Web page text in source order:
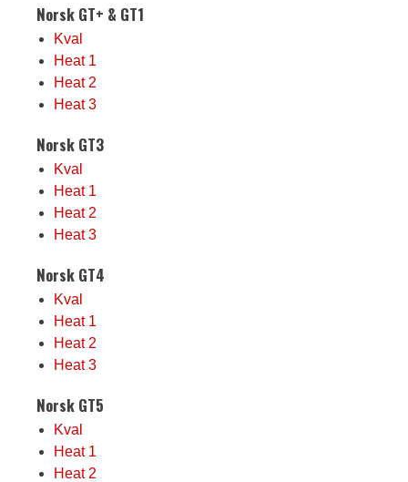
Norsk GT+ & GT1
Kval
Heat 1
Heat 2
Heat 3
Norsk GT3
Kval
Heat 1
Heat 2
Heat 3
Norsk GT4
Kval
Heat 1
Heat 2
Heat 3
Norsk GT5
Kval
Heat 1
Heat 2